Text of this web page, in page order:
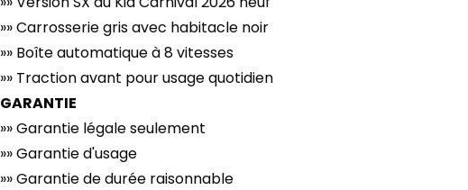
»» Carrosserie gris avec habitacle noir
»» Boîte automatique à 8 vitesses
»» Traction avant pour usage quotidien
GARANTIE
»» Garantie légale seulement
»» Garantie d'usage
»» Garantie de durée raisonnable